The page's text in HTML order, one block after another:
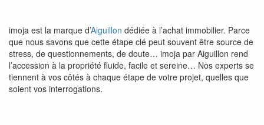
imoja est la marque d’Aiguillon dédiée à l’achat immobilier. Parce
que nous savons que cette étape clé peut souvent être source de
stress, de questionnements, de doute… imoja par Aiguillon rend
l’accession à la propriété fluide, facile et sereine… Nos experts se
tiennent à vos côtés à chaque étape de votre projet, quelles que
soient vos interrogations.